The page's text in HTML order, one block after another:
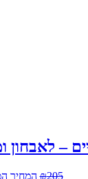
–
₪205 המחיר